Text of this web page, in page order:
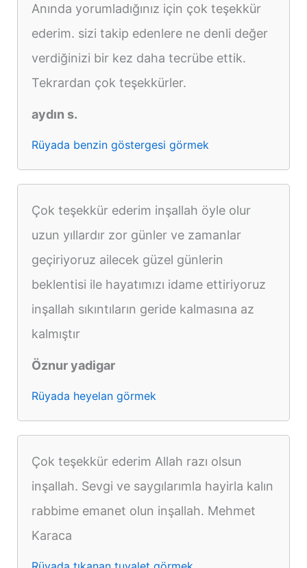
Anında yorumladığınız için çok teşekkür
ederim. sizi takip edenlere ne denli değer
verdiğinizi bir kez daha tecrübe ettik.
Tekrardan çok teşekkürler.
aydın s.
Rüyada benzin göstergesi görmek
Çok teşekkür ederim inşallah öyle olur
uzun yıllardır zor günler ve zamanlar
geçiriyoruz ailecek güzel günlerin
beklentisi ile hayatımızı idame ettiriyoruz
inşallah sıkıntıların geride kalmasına az
kalmıştır
Öznur yadigar
Rüyada heyelan görmek
Çok teşekkür ederim Allah razı olsun
inşallah. Sevgi ve saygılarımla hayirla kalın
rabbime emanet olun inşallah. Mehmet
Karaca